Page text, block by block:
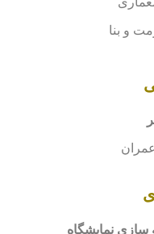
و بنا
نمایشگاه